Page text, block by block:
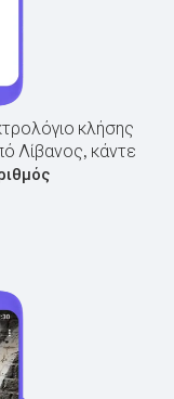
κλήσης
Λίβανος, κάντε